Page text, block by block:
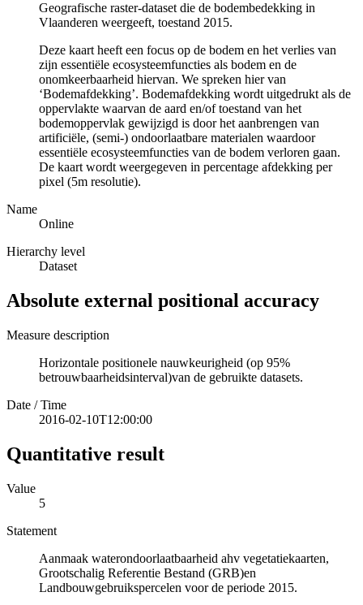
Geografische raster-dataset die de bodembedekking in
Vlaanderen weergeeft, toestand 2015.
Deze kaart heeft een focus op de bodem en het verlies van
zijn essentiële ecosysteemfuncties als bodem en de
onomkeerbaarheid hiervan. We spreken hier van
‘Bodemafdekking’. Bodemafdekking wordt uitgedrukt als de
oppervlakte waarvan de aard en/of toestand van het
bodemoppervlak gewijzigd is door het aanbrengen van
artificiële, (semi-) ondoorlaatbare materialen waardoor
essentiële ecosysteemfuncties van de bodem verloren gaan.
De kaart wordt weergegeven in percentage afdekking per
pixel (5m resolutie).
Name
Online
Hierarchy level
Dataset
Absolute external positional accuracy
Measure description
Horizontale positionele nauwkeurigheid (op 95%
betrouwbaarheidsinterval)van de gebruikte datasets.
Date / Time
2016-02-10T12:00:00
Quantitative result
Value
5
Statement
Aanmaak waterondoorlaatbaarheid ahv vegetatiekaarten,
Grootschalig Referentie Bestand (GRB)en
Landbouwgebruikspercelen voor de periode 2015.